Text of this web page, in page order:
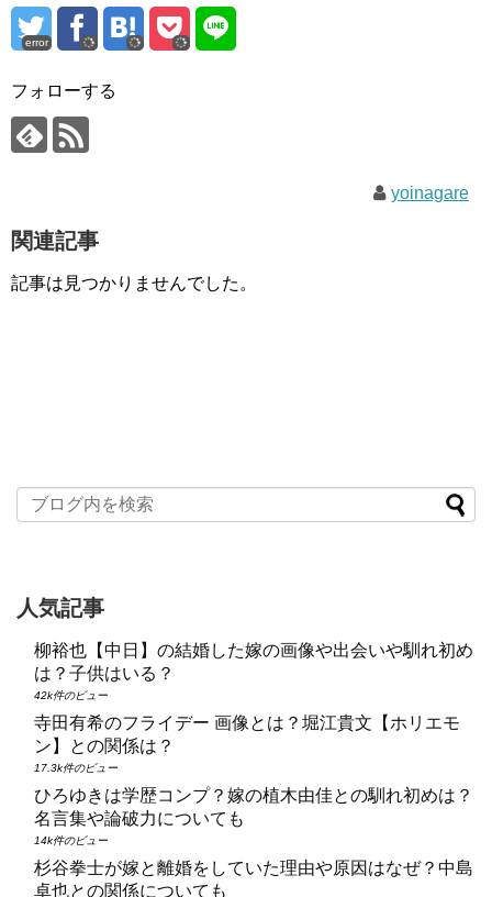
error
フォローする
yoinagare
関連記事
記事は見つかりませんでした。
人気記事
柳裕也【中日】の結婚した嫁の画像や出会いや馴れ初め
は？子供はいる？
42k件のビュー
寺田有希のフライデー 画像とは？堀江貴文【ホリエモ
ン】との関係は？
17.3k件のビュー
ひろゆきは学歴コンプ？嫁の植木由佳との馴れ初めは？
名言集や論破力についても
14k件のビュー
杉谷拳士が嫁と離婚をしていた理由や原因はなぜ？中島
卓也との関係についても